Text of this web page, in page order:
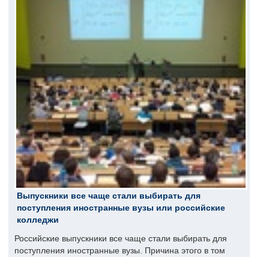
Выпускники все чаще стали выбирать для
поступления иностранные вузы или российские
колледжи
Российские выпускники все чаще стали выбирать для
поступления иностранные вузы. Причина этого в том